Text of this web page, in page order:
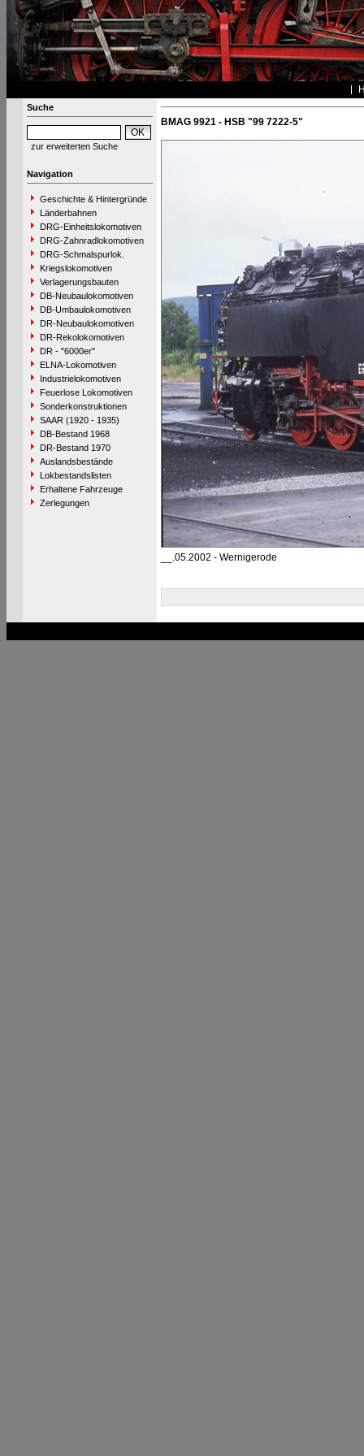
Suche
zur erweiterten Suche
Navigation
Geschichte & Hintergründe
Länderbahnen
DRG-Einheitslokomotiven
DRG-Zahnradlokomotiven
DRG-Schmalspurlok.
Kriegslokomotiven
Verlagerungsbauten
DB-Neubaulokomotiven
DB-Umbaulokomotiven
DR-Neubaulokomotiven
DR-Rekolokomotiven
DR - "6000er"
ELNA-Lokomotiven
Industrielokomotiven
Feuerlose Lokomotiven
Sonderkonstruktionen
SAAR (1920 - 1935)
DB-Bestand 1968
DR-Bestand 1970
Auslandsbestände
Lokbestandslisten
Erhaltene Fahrzeuge
Zerlegungen
BMAG 9921 - HSB "99 7222-5"
__.05.2002 - Wernigerode